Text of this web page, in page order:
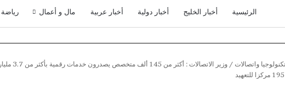
الرئيسية أخبار الخليج أخبار دولية أخبار عربية مال و أعمال رياضة
واتصالات /
وزير الاتصالات : أكثر من 145 ألف متخصص يصدرون خدمات رقمية بأكثر من 3.7 مليار